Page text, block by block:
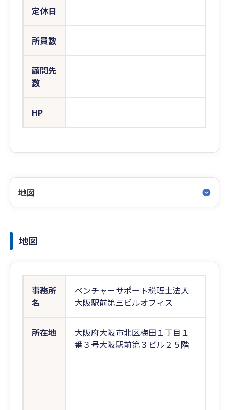
定休日
所員数
顧問先
数
HP
地図
地図
事務所
名
ベンチャーサポート税理士法人
大阪駅前第三ビルオフィス
所在地
大阪府大阪市北区梅田１丁目１
番３号大阪駅前第３ビル２５階